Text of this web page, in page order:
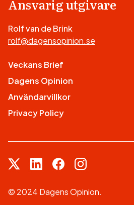
Ansvarig utgivare
Rolf van de Brink
rolf@dagensopinion.se
Veckans Brief
Dagens Opinion
Användarvillkor
Privacy Policy
© 2024 Dagens Opinion.